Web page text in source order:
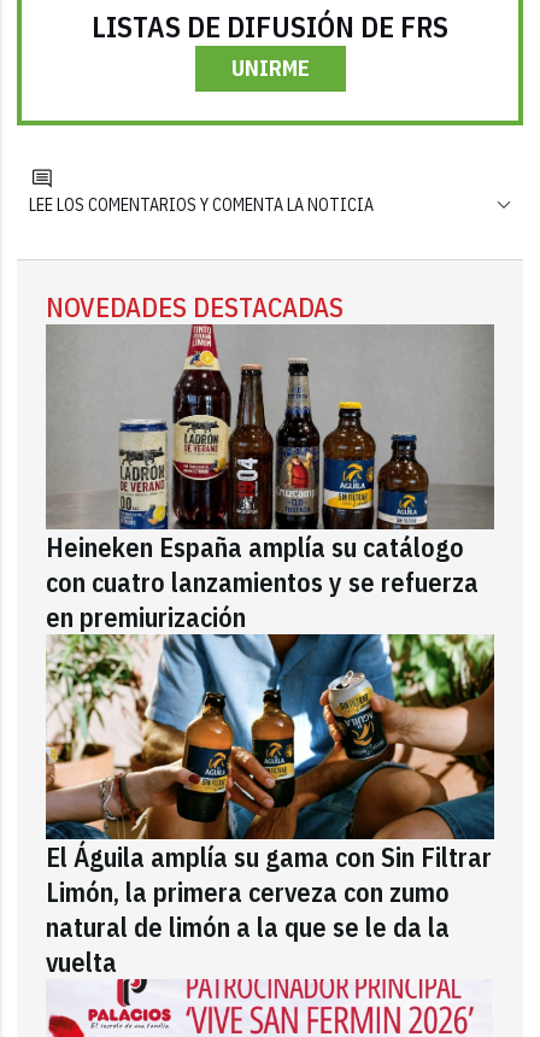
LISTAS DE DIFUSIÓN DE FRS
UNIRME
LEE LOS COMENTARIOS Y COMENTA LA NOTICIA
NOVEDADES DESTACADAS
Heineken España amplía su catálogo
con cuatro lanzamientos y se refuerza
en premiurización
El Águila amplía su gama con Sin Filtrar
Limón, la primera cerveza con zumo
natural de limón a la que se le da la
vuelta